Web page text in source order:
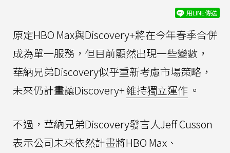
用LINE傳送
原定HBO Max與Discovery+將在今年春季合併
成為單一服務，但目前顯然出現一些變數，
華納兄弟Discovery似乎重新考慮市場策略，
未來仍計畫讓Discovery+維持獨立運作 。
不過，華納兄弟Discovery發言人Jeff Cusson
表示公司未來依然計畫將HBO Max、